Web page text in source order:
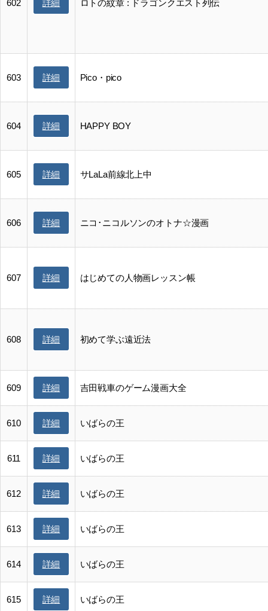
602 詳細 ロトの紋章 : ドラゴンクエスト列伝
603 詳細 Pico・pico
604 詳細 HAPPY BOY
605 詳細 サLaLa前線北上中
606 詳細 ニコ･ニコルソンのオトナ☆漫画
607 詳細 はじめての人物画レッスン帳
608 詳細 初めて学ぶ遠近法
609 詳細 吉田戦車のゲーム漫画大全
610 詳細 いばらの王
611 詳細 いばらの王
612 詳細 いばらの王
613 詳細 いばらの王
614 詳細 いばらの王
615 詳細 いばらの王